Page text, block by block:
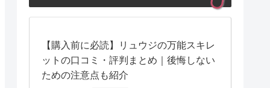
【購入前に必読】リュウジの万能スキレ
ットの口コミ・評判まとめ｜後悔しない
ための注意点も紹介